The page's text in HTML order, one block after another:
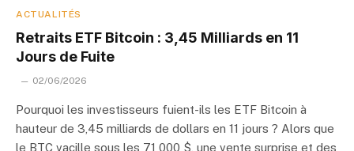
ACTUALITÉS
Retraits ETF Bitcoin : 3,45 Milliards en 11
Jours de Fuite
02/06/2026
Pourquoi les investisseurs fuient-ils les ETF Bitcoin à
hauteur de 3,45 milliards de dollars en 11 jours ? Alors que
le BTC vacille sous les 71 000 $, une vente surprise et des